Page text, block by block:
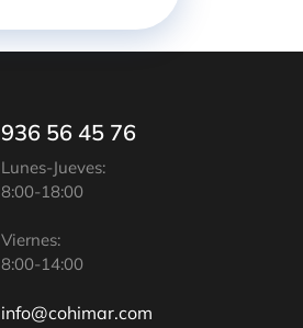
936 56 45 76
Lunes-Jueves:
8:00-18:00
Viernes:
8:00-14:00
info@cohimar.com